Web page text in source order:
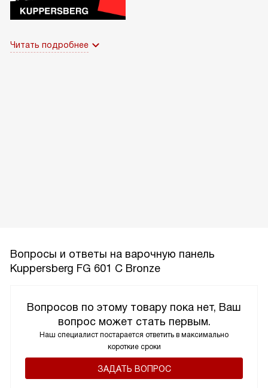
Читать подробнее
Вопросы и ответы на варочную панель
Kuppersberg FG 601 C Bronze
Вопросов по этому товару пока нет, Ваш
вопрос может стать первым.
Наш специалист постарается ответить в максимально
короткие сроки
ЗАДАТЬ ВОПРОС